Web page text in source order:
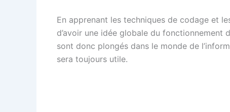
En apprenant les techniques de codage et
d’avoir une idée globale du fonctionnement
sont donc plongés dans le monde de
sera toujours utile.